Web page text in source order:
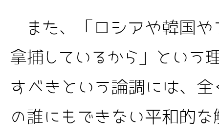
また、「ロシアや韓国や
拿捕しているから」という
すべきという論調には、
の誰にもできない平和的な